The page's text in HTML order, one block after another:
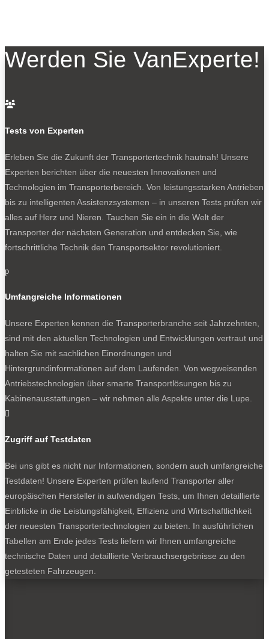
Werden Sie VanExperte!

Tests von Experten
Erleben Sie die Zukunft der Transportertechnik hautnah! Unsere
Experten berichten über die neuesten Innovationen und
Technologien im Transporterbereich. Von leistungsstarken Antrieben
bis zu intelligenten Assistenzsystemen – in unseren Tests prüfen wir
alles auf Herz und Nieren. Tauchen Sie ein in die Welt der
Transporter der nächsten Generation und entdecken Sie, wie
fortschrittliche Technik den Transportsektor revolutioniert.
p
Umfangreiche Informationen
Unsere Experten kennen die Transporterbranche seit Jahrzehnten,
sind mit den aktuellen Technologien und Entwicklungen vertraut und
halten Sie mit sachlichen Einordnungen und
Hintergrundinformationen auf dem Laufenden. Von wegweisenden
Antriebstechnologien über smarte Transportlösungen bis zu
Kabinenausstattungen – wir nehmen alle Aspekte unter die Lupe.

Zugriff auf Testdaten
Bei uns gibt es nicht nur Informationen, sondern auch umfangreiche
Testdaten! Unsere Experten prüfen laufend Transporter aller
europäischen Hersteller in aufwendigen Tests, um Ihnen detaillierte
Einblicke in die Leistungsfähigkeit, Effizienz und Wirtschaftlichkeit
der neuesten Transportertechnologien zu bieten. In ausführlichen
Tabellen am Ende jedes Tests liefern wir Ihnen umfangreiche
technische Daten und detaillierte Verbrauchsergebnisse zu den
getesteten Fahrzeugen.